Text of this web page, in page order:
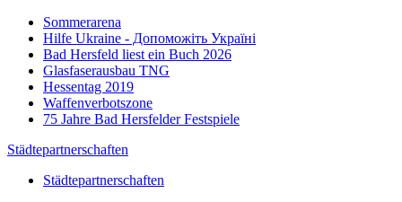
Sommerarena
Hilfe Ukraine - Допоможіть Україні
Bad Hersfeld liest ein Buch 2026
Glasfaserausbau TNG
Hessentag 2019
Waffenverbotszone
75 Jahre Bad Hersfelder Festspiele
Städtepartnerschaften
Städtepartnerschaften